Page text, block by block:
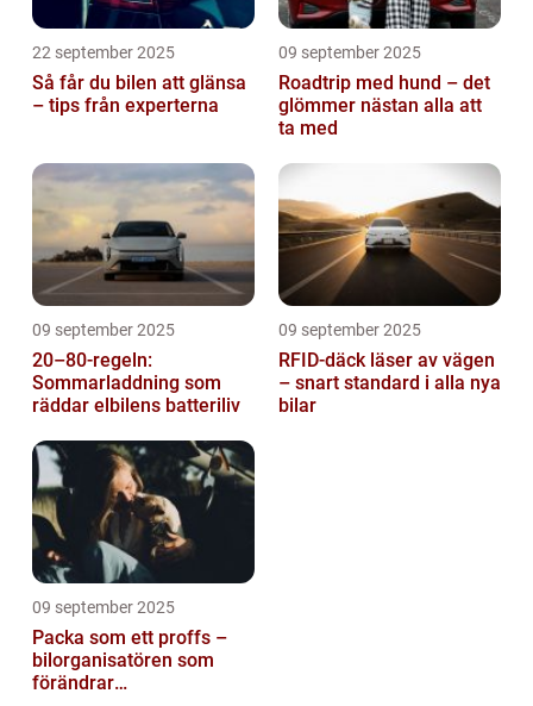
22 september 2025
Så får du bilen att glänsa
– tips från experterna
09 september 2025
Roadtrip med hund – det
glömmer nästan alla att
ta med
09 september 2025
20–80-regeln:
Sommarladdning som
räddar elbilens batteriliv
09 september 2025
RFID-däck läser av vägen
– snart standard i alla nya
bilar
09 september 2025
Packa som ett proffs –
bilorganisatören som
förändrar